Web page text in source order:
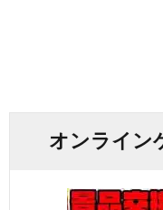
オンライン